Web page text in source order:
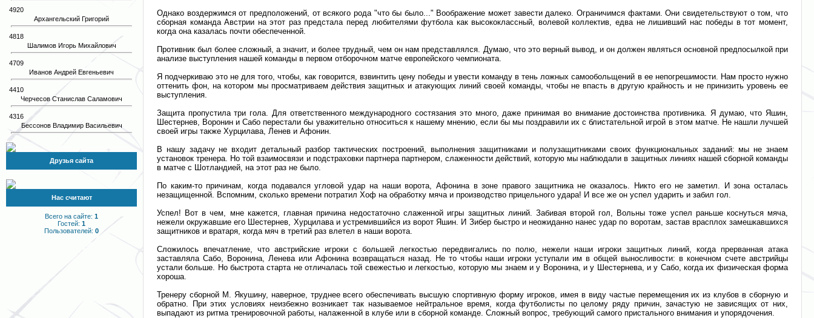
4920
Архангельский Григорий
4818
Шалимов Игорь Михайлович
4709
Иванов Андрей Евгеньевич
4410
Черчесов Станислав Саламович
4316
Бессонов Владимир Васильевич
Друзья сайта
Нас считают
Всего на сайте: 1
Гостей: 1
Пользователей: 0
Однако воздержимся от предположений, от всякого рода "что бы было..." Воображение может завести далеко. Ограничимся фактами. Они свидетельствуют о том, что
сборная команда Австрии на этот раз предстала перед любителями футбола как высококлассный, волевой коллектив, едва не лишивший нас победы в тот момент,
когда она казалась почти обеспеченной.
Противник был более сложный, а значит, и более трудный, чем он нам представлялся. Думаю, что это верный вывод, и он должен являться основной предпосылкой при
анализе выступления нашей команды в первом отборочном матче европейского чемпионата.
Я подчеркиваю это не для того, чтобы, как говорится, взвинтить цену победы и увести команду в тень ложных самообольщений в ее непогрешимости. Нам просто нужно
оттенить фон, на котором мы просматриваем действия защитных и атакующих линий своей команды, чтобы не впасть в другую крайность и не принизить уровень ее
выступления.
Защита пропустила три гола. Для ответственного международного состязания это много, даже принимая во внимание достоинства противника. Я думаю, что Яшин,
Шестернев, Воронин и Сабо перестали бы уважительно относиться к нашему мнению, если бы мы поздравили их с блистательной игрой в этом матче. Не нашли лучшей
своей игры также Хурцилава, Ленев и Афонин.
В нашу задачу не входит детальный разбор тактических построений, выполнения защитниками и полузащитниками своих функциональных заданий: мы не знаем
установок тренера. Но той взаимосвязи и подстраховки партнера партнером, слаженности действий, которую мы наблюдали в защитных линиях нашей сборной команды
в матче с Шотландией, на этот раз не было.
По каким-то причинам, когда подавался угловой удар на наши ворота, Афонина в зоне правого защитника не оказалось. Никто его не заметил. И зона осталась
незащищенной. Вспомним, сколько времени потратил Хоф на обработку мяча и производство прицельного удара! И все же он успел ударить и забил гол.
Успел! Вот в чем, мне кажется, главная причина недостаточно слаженной игры защитных линий. Забивая второй гол, Вольны тоже успел раньше коснуться мяча,
нежели окружавшие его Шестернев, Хурцилава и устремившийся из ворот Яшин. И Зибер быстро и неожиданно нанес удар по воротам, застав врасплох замешкавшихся
защитников и вратаря, когда мяч в третий раз влетел в наши ворота.
Сложилось впечатление, что австрийские игроки с большей легкостью передвигались по полю, нежели наши игроки защитных линий, когда прерванная атака
заставляла Сабо, Воронина, Ленева или Афонина возвращаться назад. Не то чтобы наши игроки уступали им в общей выносливости: в конечном счете австрийцы
устали больше. Но быстрота старта не отличалась той свежестью и легкостью, которую мы знаем и у Воронина, и у Шестернева, и у Сабо, когда их физическая форма
хороша.
Тренеру сборной М. Якушину, наверное, труднее всего обеспечивать высшую спортивную форму игроков, имея в виду частые перемещения их из клубов в сборную и
обратно. При этих условиях неизбежно возникает так называемое нейтральное время, когда футболисты по целому ряду причин, зачастую не зависящих от них,
выпадают из ритма тренировочной работы, налаженной в клубе или в сборной команде. Сложный вопрос, требующий самого пристального внимания и упорядочения.